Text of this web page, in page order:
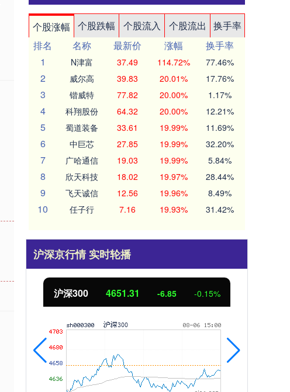
个股涨幅 个股跌幅 个股流入 个股流出
换手率
排名
名称 最新价 涨幅
换手率
1
N津富 37.49 114.72% 77.46%
2 威尔高 39.83 20.01% 17.76%
3 锴威特 77.82 20.00% 1.17%
4 科翔股份 64.32 20.00% 12.21%
5 蜀道装备 33.61 19.99% 11.69%
6 中巨芯 27.85 19.99% 32.20%
7 广哈通信 19.03 19.99% 5.84%
8 欣天科技 18.02 19.97% 28.44%
9 飞天诚信 12.56 19.96% 8.49%
10 任子行 7.16 19.93% 31.42%
沪深京行情 实时轮播
北证50 1122.88 3.42